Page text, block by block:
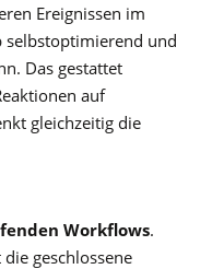
Ereignissen im
selbstoptimierend und
Das gestattet
auf
gleichzeitig die
Workflows.
die geschlossene